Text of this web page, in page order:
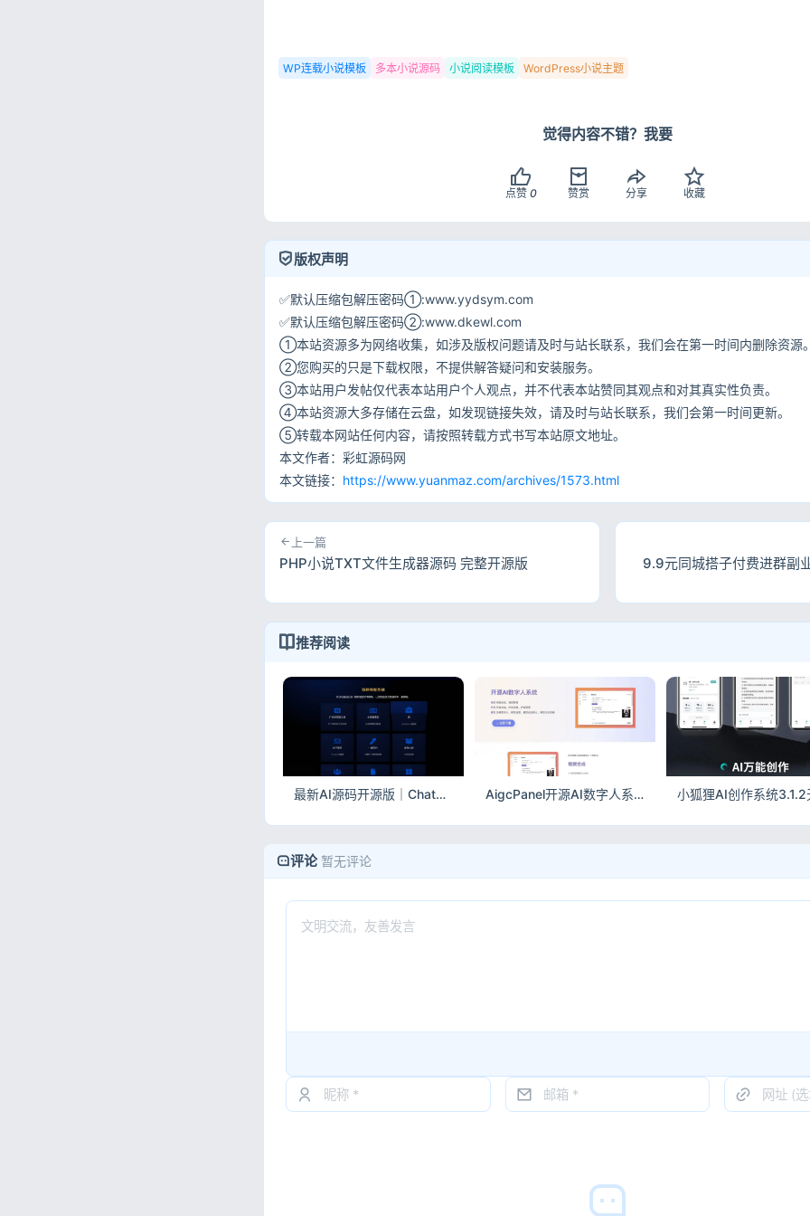
WP连载小说模板 多本小说源码 小说阅读模板 WordPress小说主题
觉得内容不错？我要
点赞 0 赞赏 分享 收藏
版权声明
✅默认压缩包解压密码①:www.yydsym.com
✅默认压缩包解压密码②:www.dkewl.com
①本站资源多为网络收集，如涉及版权问题请及时与站长联系，我们会在第一时间内删除资源
②您购买的只是下载权限，不提供解答疑问和安装服务。
③本站用户发帖仅代表本站用户个人观点，并不代表本站赞同其观点和对其真实性负责。
④本站资源大多存储在云盘，如发现链接失效，请及时与站长联系，我们会第一时间更新。
⑤转载本网站任何内容，请按照转载方式书写本站原文地址。
本文作者：彩虹源码网
本文链接： https://www.yuanmaz.com/archives/1573.html
上一篇
PHP小说TXT文件生成器源码 完整开源版 9.9元同城搭子付费进群副
推荐阅读
最新AI源码开源版｜Chat对话+AI翻译+语音+图生图全功能 AigcPanel开源AI数字人系统｜视频合成语音克隆一站式部署
评论 暂无评论